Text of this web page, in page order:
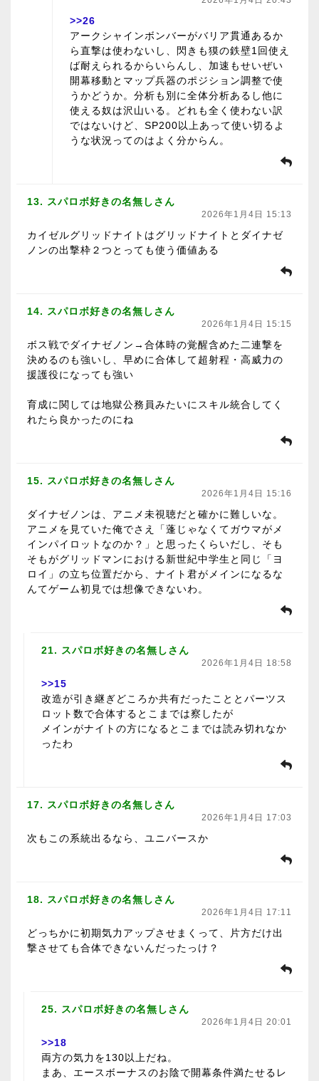
>>26
アークシャインボンバーがバリア貫通あるか
ら直撃は使わないし、閃きも獏の鉄壁1回使え
ば耐えられるからいらんし、加速もせいぜい
開幕移動とマップ兵器のポジション調整で使
うかどうか。分析も別に全体分析あるし他に
使える奴は沢山いる。どれも全く使わない訳
ではないけど、SP200以上あって使い切るよ
うな状況ってのはよく分からん。
13. スパロボ好きの名無しさん
2026年1月4日 15:13
カイゼルグリッドナイトはグリッドナイトとダイナゼ
ノンの出撃枠２つとっても使う価値ある
14. スパロボ好きの名無しさん
2026年1月4日 15:15
ボス戦でダイナゼノン→合体時の覚醒含めた二連撃を
決めるのも強いし、早めに合体して超射程・高威力の
援護役になっても強い
育成に関しては地獄公務員みたいにスキル統合してく
れたら良かったのにね
15. スパロボ好きの名無しさん
2026年1月4日 15:16
ダイナゼノンは、アニメ未視聴だと確かに難しいな。
アニメを見ていた俺でさえ「蓬じゃなくてガウマがメ
インパイロットなのか？」と思ったくらいだし、そも
そもがグリッドマンにおける新世紀中学生と同じ「ヨ
ロイ」の立ち位置だから、ナイト君がメインになるな
んてゲーム初見では想像できないわ。
21. スパロボ好きの名無しさん
2026年1月4日 18:58
>>15
改造が引き継ぎどころか共有だったこととパーツス
ロット数で合体するとこまでは察したが
メインがナイトの方になるとこまでは読み切れなか
ったわ
17. スパロボ好きの名無しさん
2026年1月4日 17:03
次もこの系統出るなら、ユニバースか
18. スパロボ好きの名無しさん
2026年1月4日 17:11
どっちかに初期気力アップさせまくって、片方だけ出
撃させても合体できないんだったっけ？
25. スパロボ好きの名無しさん
2026年1月4日 20:01
>>18
両方の気力を130以上だね。
まあ、エースボーナスのお陰で開幕条件満たせるレ